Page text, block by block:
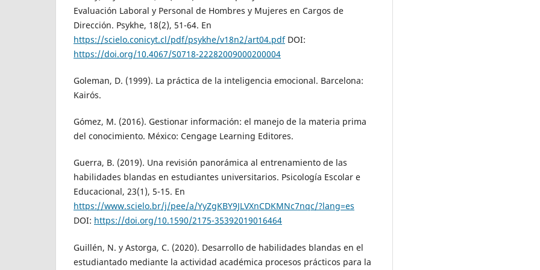
Evaluación Laboral y Personal de Hombres y Mujeres en Cargos de
Dirección. Psykhe, 18(2), 51-64. En
https://scielo.conicyt.cl/pdf/psykhe/v18n2/art04.pdfDOI:
https://doi.org/10.4067/S0718-22282009000200004
Goleman, D. (1999). La práctica de la inteligencia emocional. Barcelona:
Kairós.
Gómez, M. (2016). Gestionar información: el manejo de la materia prima
del conocimiento. México: Cengage Learning Editores.
Guerra, B. (2019). Una revisión panorámica al entrenamiento de las
habilidades blandas en estudiantes universitarios. Psicología Escolar e
Educacional, 23(1), 5-15. En
https://www.scielo.br/j/pee/a/YyZgKBY9JLVXnCDKMNc7nqc/?lang=es
DOI: https://doi.org/10.1590/2175-35392019016464
Guillén, N. y Astorga, C. (2020). Desarrollo de habilidades blandas en el
estudiantado mediante la actividad académica procesos prácticos para la